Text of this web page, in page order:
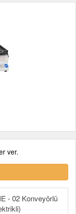
ver.
- 02 Konveyörlü